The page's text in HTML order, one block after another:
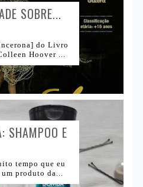
SOBRE...
do Livro
Hoover ...
SHAMPOO E
SKALA...
tempo que eu
um produto da...